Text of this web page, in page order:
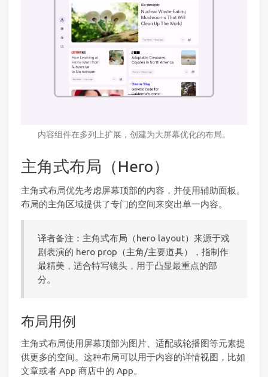
内容组件在多列上扩展，创建为大屏幕优化的布局。
主角式布局（Hero）
主角式布局优先考虑屏幕顶部的内容，并使用辅助面板。
布局的主角区域提供了专门的空间来突出单一内容。
译者备注：主角式布局（hero layout）来源于戏
剧表演的 hero prop（主角/主要道具），指制作
最精美，适合特写镜头，用于凸显最重点的部
分。
布局用例
主角式布局使用屏幕顶部为图片、适配或轮播图等元素提
供更多的空间。这种布局可以用于内容的详情视图，比如
文章或者 App 商店中的 App。